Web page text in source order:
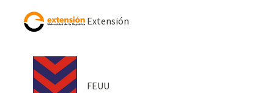
Extensión
FEUU